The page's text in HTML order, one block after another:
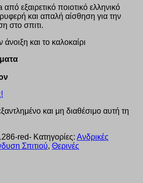
εξαιρετικό ποιοτικό ελληνικό
και απαλή αίσθηση για την
στο σπιτι.
και το καλοκαίρι
και μη διαθέσιμο αυτή τη
red- Κατηγορίες: Ανδρικές
Σπιτιού, Θερινές